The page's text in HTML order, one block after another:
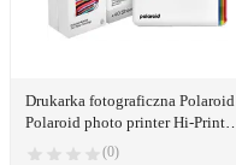
Drukarka fotograficzna Polaroid
Polaroid photo printer Hi-Print
Gen2 E-box, white
(0)